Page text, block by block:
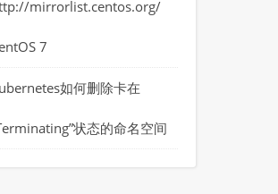
mirrorlist.centos.org/
7
如何删除卡在
状态的命名空间